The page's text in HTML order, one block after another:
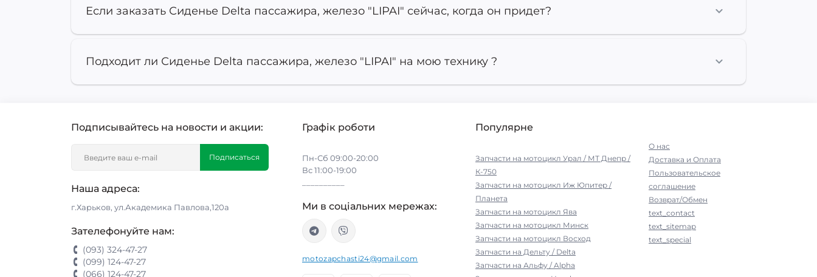
Если заказать Сиденье Delta пассажира, железо "LIPAI" сейчас, когда он придет?
Подходит ли Сиденье Delta пассажира, железо "LIPAI" на мою технику ?
Подписывайтесь на новости и акции:
Подписаться
Наша адреса:
г.Харьков, ул.Академика Павлова,120а
Зателефонуйте нам:
(093) 324-47-27
(099) 124-47-27
(066) 124-47-27
Графік роботи
Пн-Сб 09:00-20:00
Вс 11:00-19:00
Ми в соціальних мережах:
motozapchasti24@gmail.com
Популярне
Запчасти на мотоцикл Урал / МТ Днепр /
К-750
Запчасти на мотоцикл Иж Юпитер /
Планета
Запчасти на мотоцикл Ява
Запчасти на мотоцикл Минск
Запчасти на мотоцикл Восход
Запчасти на Дельту / Delta
Запчасти на Альфу / Alpha
О нас
Доставка и Оплата
Пользовательское
соглашение
Возврат/Обмен
text_contact
text_sitemap
text_special